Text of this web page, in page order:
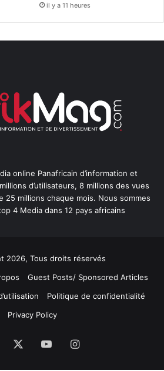
il y a 11 heures
online Panafricain d’information et
d’utilisateurs, 8 millions des vues
millions chaque mois. Nous sommes
4 Media dans 12 pays africains
2026, Tous droits réservés
Guest Posts/ Sponsored Articles
Politique de confidentialité
Privacy Policy
YouTubeInstagram